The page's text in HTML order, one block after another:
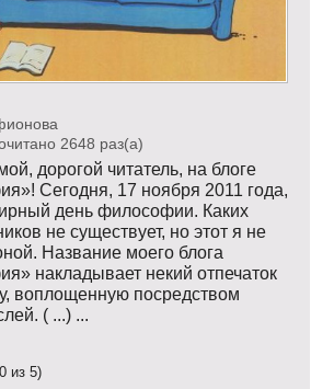
Login
2648 раз(a)
дорогой читатель, на блоге
Сегодня, 17 ноября 2011 года,
день философии. Каких
не существует, но этот я не
Название моего блога
накладывает некий отпечаток
воплощенную посредством
( ...) ...
из 5)